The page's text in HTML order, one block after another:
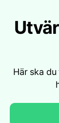
Här ska